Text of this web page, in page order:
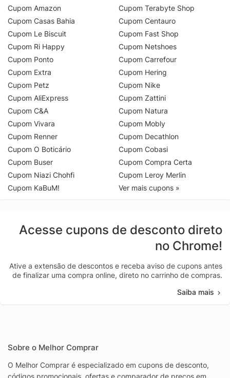
Cupom Amazon
Cupom Casas Bahia
Cupom Le Biscuit
Cupom Ri Happy
Cupom Ponto
Cupom Extra
Cupom Petz
Cupom AliExpress
Cupom C&A
Cupom Vivara
Cupom Renner
Cupom O Boticário
Cupom Buser
Cupom Niazi Chohfi
Cupom KaBuM!
Cupom Terabyte Shop
Cupom Centauro
Cupom Fast Shop
Cupom Netshoes
Cupom Carrefour
Cupom Hering
Cupom Nike
Cupom Zattini
Cupom Natura
Cupom Mobly
Cupom Decathlon
Cupom Cobasi
Cupom Compra Certa
Cupom Leroy Merlin
Ver mais cupons »
Acesse cupons de desconto direto
no Chrome!
Ative a extensão de descontos e receba aviso de cupons antes
de finalizar uma compra online, direto no carrinho de compras.
Saiba mais
Sobre o Melhor Comprar
O Melhor Comprar é especializado em cupons de desconto,
códigos promocionais, ofertas e comparador de preços em